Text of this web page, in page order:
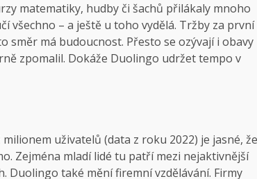
matematiky, hudby či šachů přilákaly mnoho
všechno – a ještě u toho vydělá. Tržby za první
směr má budoucnost. Přesto se ozývají i obavy
zpomalil. Dokáže Duolingo udržet tempo v
uživatelů (data z roku 2022) je jasné, že
Zejména mladí lidé tu patří mezi nejaktivnější
Duolingo také mění firemní vzdělávání. Firmy